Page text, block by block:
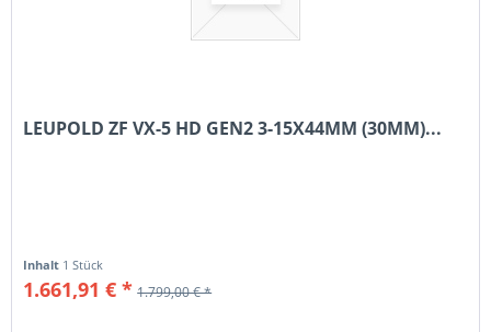
LEUPOLD ZF VX-5 HD GEN2 3-15X44MM (30MM)...
Inhalt 1 Stück
1.661,91 € * 1.799,00 € *